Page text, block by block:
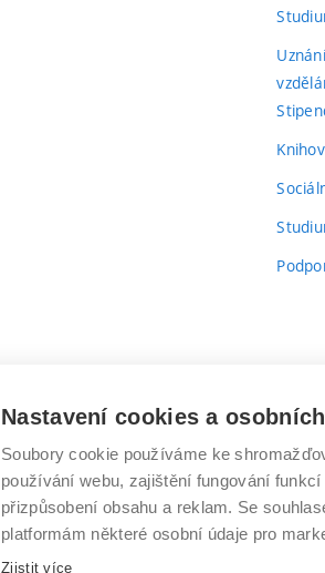
Vysoké
učení
technické
v
602
Nastavení cookies a
Soubory cookie používáme ke
používání webu, zajištění fungování
přizpůsobení obsahu a reklam. Se
platformám některé osobní údaje pro
Zjistit více